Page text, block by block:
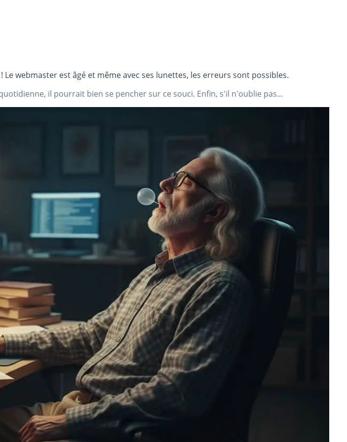
webmaster est âgé et même avec ses lunettes, les erreurs sont possibles.
il pourrait bien se pencher sur ce souci. Enfin, s'il n'oublie pas...